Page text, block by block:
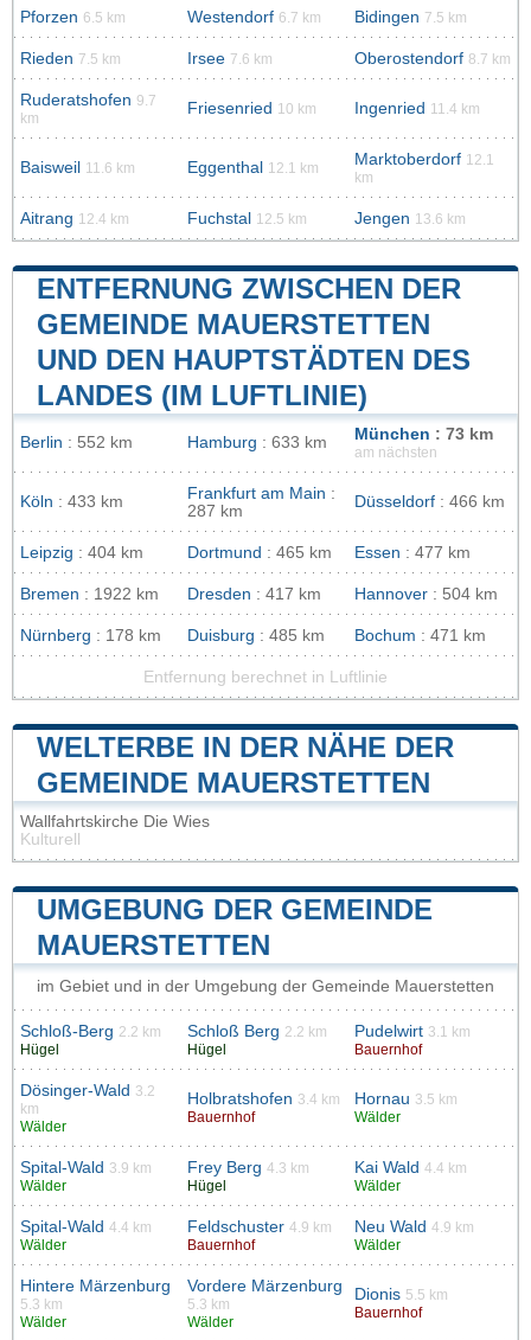
Pforzen 6.5 km Westendorf 6.7 km Bidingen 7.5 km
Rieden 7.5 km Irsee 7.6 km Oberostendorf 8.7 km
Ruderatshofen 9.7
km
Friesenried 10 km Ingenried 11.4 km
Baisweil 11.6 km Eggenthal 12.1 km Marktoberdorf 12.1
km
Aitrang 12.4 km Fuchstal 12.5 km Jengen 13.6 km
ENTFERNUNG ZWISCHEN DER
GEMEINDE MAUERSTETTEN
UND DEN HAUPTSTÄDTEN DES
LANDES (IM LUFTLINIE)
Berlin : 552 km Hamburg : 633 km München : 73 km
am nächsten
Köln : 433 km Frankfurt am Main :
287 km
Düsseldorf : 466 km
Leipzig : 404 km Dortmund : 465 km Essen : 477 km
Bremen : 1922 km Dresden : 417 km Hannover : 504 km
Nürnberg : 178 km Duisburg : 485 km Bochum : 471 km
Entfernung berechnet in Luftlinie
WELTERBE IN DER NÄHE DER
GEMEINDE MAUERSTETTEN
Wallfahrtskirche Die Wies
Kulturell
UMGEBUNG DER GEMEINDE
MAUERSTETTEN
im Gebiet und in der Umgebung der Gemeinde Mauerstetten
Schloß-Berg 2.2 km
Hügel
Schloß Berg 2.2 km
Hügel
Pudelwirt 3.1 km
Bauernhof
Dösinger-Wald 3.2
km
Wälder
Holbratshofen 3.4 km
Bauernhof
Hornau 3.5 km
Wälder
Spital-Wald 3.9 km
Wälder
Frey Berg 4.3 km
Hügel
Kai Wald 4.4 km
Wälder
Spital-Wald 4.4 km
Wälder
Feldschuster 4.9 km
Bauernhof
Neu Wald 4.9 km
Wälder
Hintere Märzenburg
5.3 km
Wälder
Vordere Märzenburg
5.3 km
Wälder
Dionis 5.5 km
Bauernhof